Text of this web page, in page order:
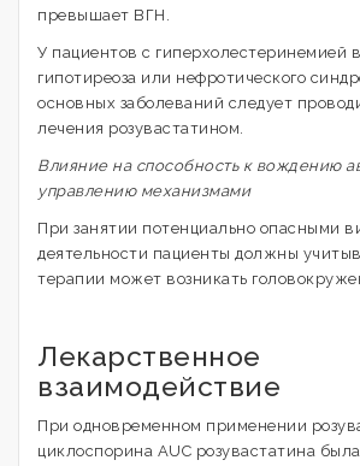
превышает ВГН.
У пациентов с гиперхолестеринемией
гипотиреоза или нефротического
основных заболеваний следует
лечения розувастатином.
Влияние на способность к вождению
управлению механизмами
При занятии потенциально опасными
деятельности пациенты должны
терапии может возникать
Лекарственное
взаимодействие
При одновременном применении
циклоспорина AUC розувастатина